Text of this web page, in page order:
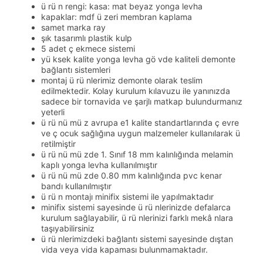
ü rü n rengi: kasa: mat beyaz yonga levha
kapaklar: mdf ü zeri membran kaplama
samet marka ray
şık tasarımlı plastik kulp
5 adet ç ekmece sistemi
yü ksek kalite yonga levha gö vde kaliteli demonte
bağlantı sistemleri
montaj ü rü nlerimiz demonte olarak teslim
edilmektedir. Kolay kurulum kılavuzu ile yanınızda
sadece bir tornavida ve şarjlı matkap bulundurmanız
yeterli
ü rü nü mü z avrupa e1 kalite standartlarında ç evre
ve ç ocuk sağlığına uygun malzemeler kullanılarak ü
retilmiştir
ü rü nü mü zde 1. Sınıf 18 mm kalınlığında melamin
kaplı yonga levha kullanılmıştır
ü rü nü mü zde 0.80 mm kalınlığında pvc kenar
bandı kullanılmıştır
ü rü n montajı minifix sistemi ile yapılmaktadır
minifix sistemi sayesinde ü rü nlerinizde defalarca
kurulum sağlayabilir, ü rü nlerinizi farklı mekâ nlara
taşıyabilirsiniz
ü rü nlerimizdeki bağlantı sistemi sayesinde dıştan
vida veya vida kapaması bulunmamaktadır.